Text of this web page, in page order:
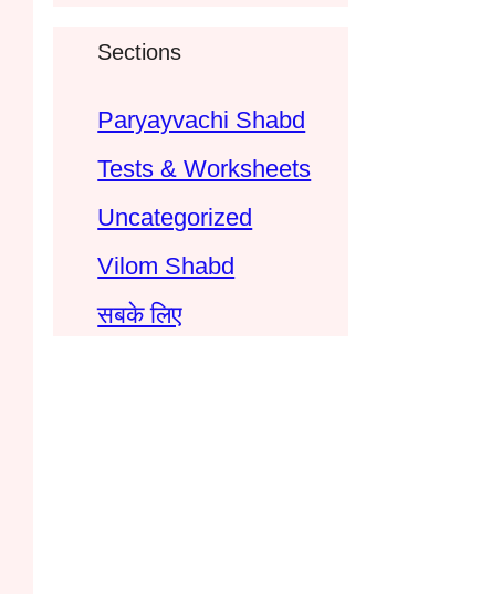
Sections
Paryayvachi Shabd
Tests & Worksheets
Uncategorized
Vilom Shabd
सबके लिए